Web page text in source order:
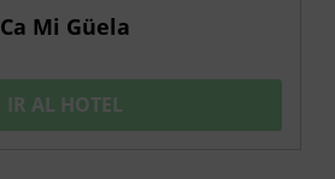
Ca Mi Güela
IR AL HOTEL